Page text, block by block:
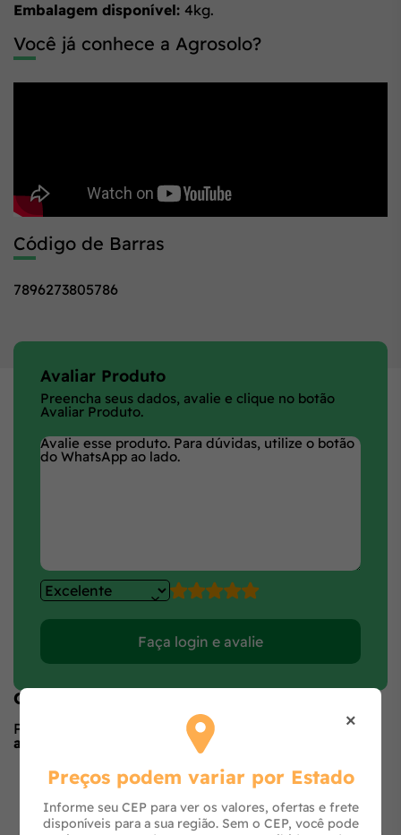
Embalagem disponível: 4kg.
Você já conhece a Agrosolo?
Código de Barras
7896273805786
Avaliar Produto
Preencha seus dados, avalie e clique no botão
Avaliar Produto.
Faça login e avalie
Opiniões de quem comprou o produto
Produto ainda sem avaliações,
avaliar
no formulário ao lado.
O que os outros estão vendo
×
Preços podem variar por Estado
Informe seu CEP para ver os valores, ofertas e frete
disponíveis para a sua região. Sem o CEP, você pode